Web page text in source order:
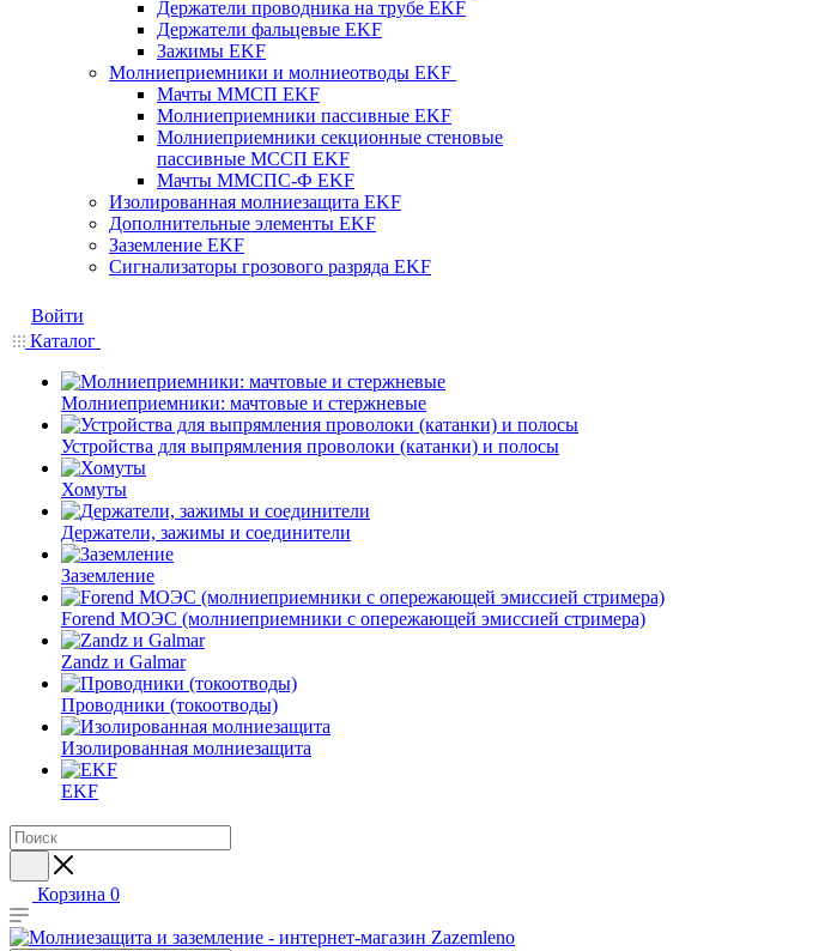
Держатели проводника на трубе EKF
Держатели фальцевые EKF
Зажимы EKF
Молниеприемники и молниеотводы EKF
Мачты ММСП EKF
Молниеприемники пассивные EKF
Молниеприемники секционные стеновые
пассивные МССП EKF
Мачты ММСПС-Ф EKF
Изолированная молниезащита EKF
Дополнительные элементы EKF
Заземление EKF
Сигнализаторы грозового разряда EKF
Войти
Каталог
Молниеприемники: мачтовые и стержневые
Устройства для выпрямления проволоки (катанки) и полосы
Хомуты
Держатели, зажимы и соединители
Заземление
Forend МОЭС (молниеприемники с опережающей эмиссией стримера)
Zandz и Galmar
Проводники (токоотводы)
Изолированная молниезащита
EKF
Корзина 0